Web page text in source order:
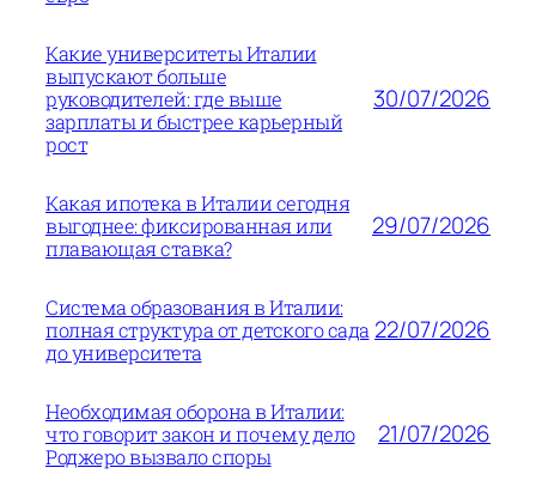
Какие университеты Италии
выпускают больше
руководителей: где выше
зарплаты и быстрее карьерный
рост
30/07/2026
Какая ипотека в Италии сегодня
выгоднее: фиксированная или
плавающая ставка?
29/07/2026
Система образования в Италии:
полная структура от детского сада
до университета
22/07/2026
Необходимая оборона в Италии:
что говорит закон и почему дело
Роджеро вызвало споры
21/07/2026